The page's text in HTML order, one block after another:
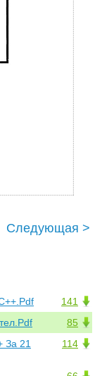
Следующая >
141
85
114
За 21